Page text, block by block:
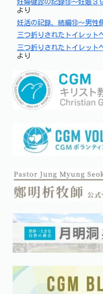
妊婦健診の記録⑱～妊娠３
より
妊活の記録、続編⑩～男性
三つ折りされたトイレット
三つ折りされたトイレット
より